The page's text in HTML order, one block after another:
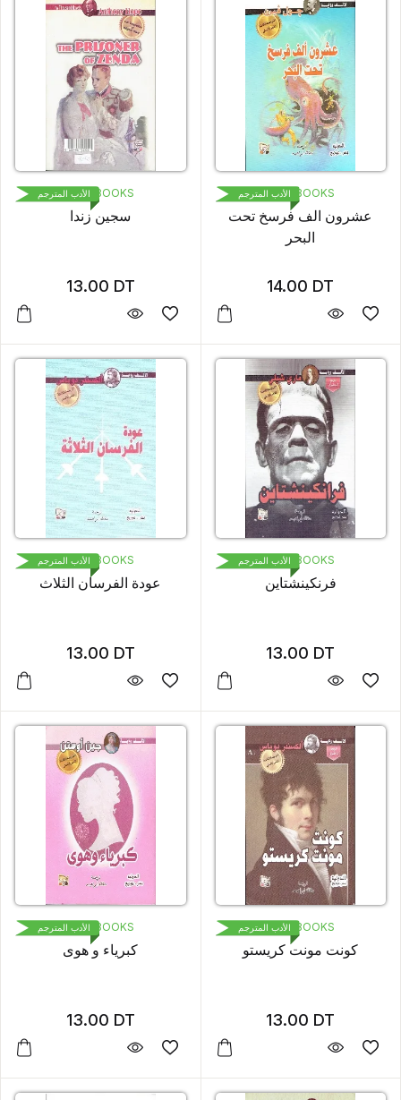
1000 BOOKS
سجين زندا
13.00 DT
الأدب المترجم 1000 BOOKS
عشرون الف فرسخ تحت
البحر
14.00 DT
الأدب المترجم
1000 BOOKS
عودة الفرسان الثلاث
13.00 DT
الأدب المترجم 1000 BOOKS
فرنكينشتاين
13.00 DT
الأدب المترجم
1000 BOOKS
كبرياء و هوى
13.00 DT
الأدب المترجم 1000 BOOKS
كونت مونت كريستو
13.00 DT
الأدب المترجم